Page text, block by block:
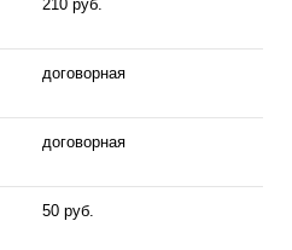
210 руб.
договорная
договорная
50 руб.